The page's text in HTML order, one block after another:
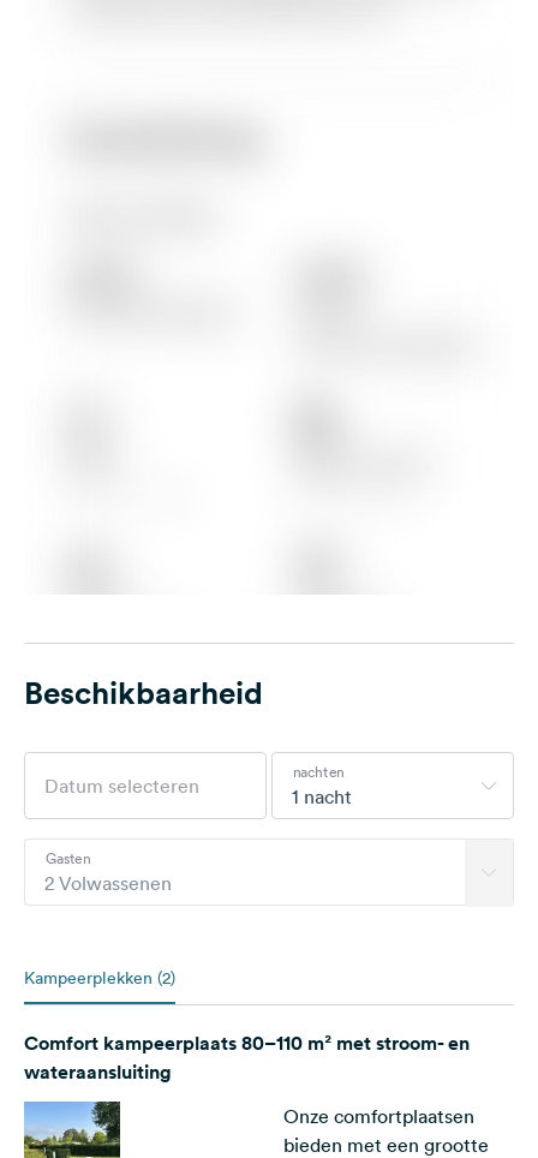
Beschikbaarheid
1 nacht
nachten
2 Volwassenen
Gasten
Kampeerplekken (2)
Comfort kampeerplaats 80–110 m² met stroom- en
wateraansluiting
Onze comfortplaatsen
bieden met een grootte